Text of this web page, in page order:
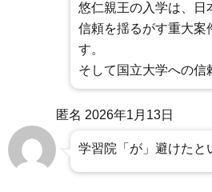
悠仁親王の入学は、日
信頼を揺るがす重大案
す。
そして国立大学への信
匿名 2026年1月13日
学習院「が」避けたと